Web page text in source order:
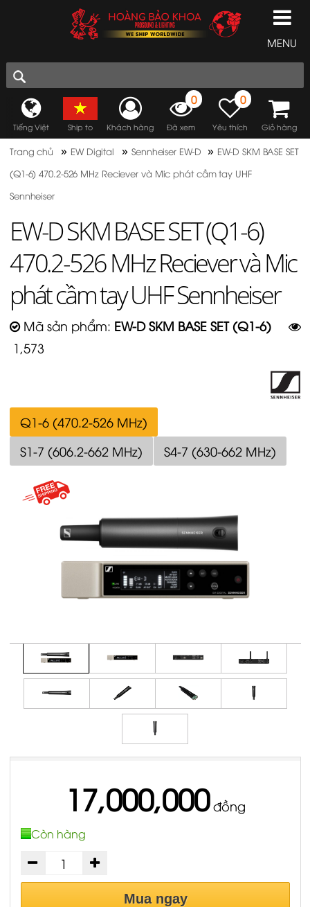
MENU
Tiếng Việt Ship to Khách hàng
0
Đã xem
0
Yêu thích Giỏ hàng
Trang chủ » EW Digital »Sennheiser EW-D » EW-D SKM BASE SET
(Q1-6) 470.2-526 MHz Reciever và Mic phát cầm tay UHF
Sennheiser
EW-D SKM BASE SET (Q1-6)
470.2-526 MHz Reciever và Mic
phát cầm tay UHF Sennheiser
Mã sản phẩm: EW-D SKM BASE SET (Q1-6)
1,573
Q1-6 (470.2-526 MHz)
S1-7 (606.2-662 MHz)
S4-7 (630-662 MHz)
17,000,000đồng
Còn hàng
Mua ngay